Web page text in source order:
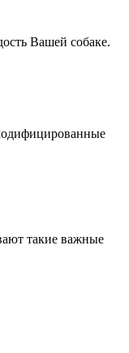
Вашей собаке.
такие важные